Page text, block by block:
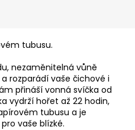
tubusu.
nezaměnitelná vůně
rozparádí vaše čichové i
přináší vonná svíčka od
vydrží hořet až 22 hodin,
tubusu a je
vaše blízké.